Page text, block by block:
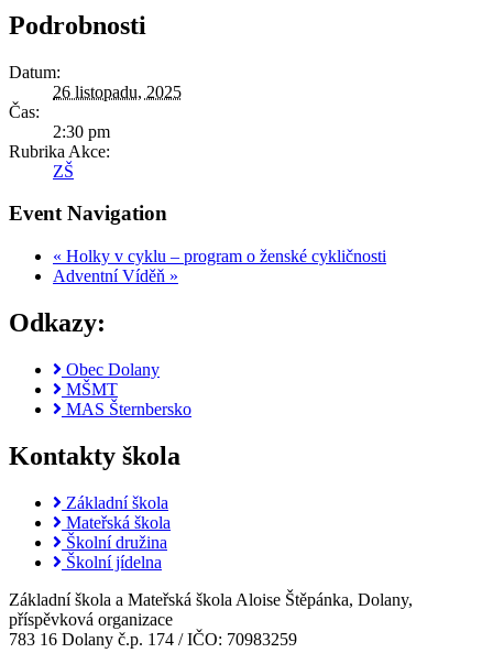
Podrobnosti
Datum:
26 listopadu, 2025
Čas:
2:30 pm
Rubrika Akce:
ZŠ
Event Navigation
« Holky v cyklu – program o ženské cykličnosti
Adventní Víděň »
Odkazy:
Obec Dolany
MŠMT
MAS Šternbersko
Kontakty škola
Základní škola
Mateřská škola
Školní družina
Školní jídelna
Základní škola a Mateřská škola Aloise Štěpánka, Dolany,
příspěvková organizace
783 16 Dolany č.p. 174 / IČO: 70983259